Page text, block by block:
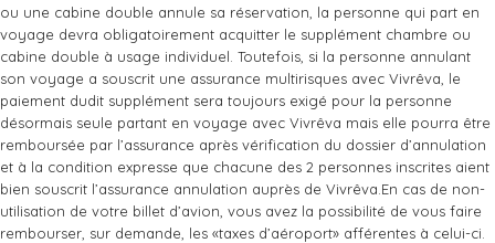
ou une cabine double annule sa réservation, la personne qui part en
voyage devra obligatoirement acquitter le supplément chambre ou
cabine double à usage individuel. Toutefois, si la personne annulant
son voyage a souscrit une assurance multirisques avec Vivrêva, le
paiement dudit supplément sera toujours exigé pour la personne
désormais seule partant en voyage avec Vivrêva mais elle pourra être
remboursée par l’assurance après vérification du dossier d’annulation
et à la condition expresse que chacune des 2 personnes inscrites aient
bien souscrit l’assurance annulation auprès de Vivrêva.En cas de non-
utilisation de votre billet d’avion, vous avez la possibilité de vous faire
rembourser, sur demande, les «taxes d’aéroport» afférentes à celui-ci.